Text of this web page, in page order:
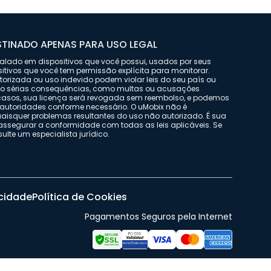
APENAS PARA USO LEGAL
em dispositivos que você possui, usados por seus
que você tem permissão explícita para monitorar.
ou uso indevido podem violar leis do seu país ou
sérias consequências, como multas ou acusações
sua licença será revogada sem reembolso, e podemos
conforme necessário. O uMobix não é
problemas resultantes do uso não autorizado. É sua
a conformidade com todas as leis aplicáveis. Se
um especialista jurídico.
Política de Cookies
Pagamentos Seguros pela Internet